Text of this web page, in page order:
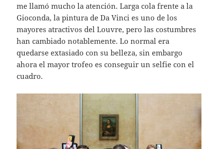
me llamó mucho la atención. Larga cola frente a la
Gioconda, la pintura de Da Vinci es uno de los
mayores atractivos del Louvre, pero las costumbres
han cambiado notablemente. Lo normal era
quedarse extasiado con su belleza, sin embargo
ahora el mayor trofeo es conseguir un selfie con el
cuadro.